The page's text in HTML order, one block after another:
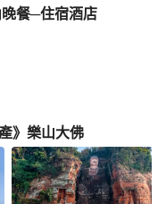
餐─住宿酒店
》樂山大佛